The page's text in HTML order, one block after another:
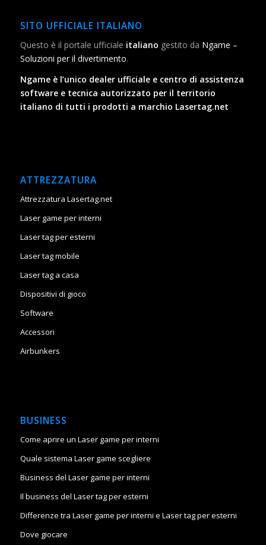
SITO UFFICIALE ITALIANO
Questo è il portale ufficiale italiano gestito da Ngame –
Soluzioni per il divertimento.
Ngame è l’unico dealer ufficiale e centro di assistenza
software e tecnica autorizzato per il territorio
italiano di tutti i prodotti a marchio Lasertag.net
ATTREZZATURA
Attrezzatura Lasertag.net
Laser game per interni
Laser tag per esterni
Laser tag mobile
Laser tag a casa
Dispositivi di gioco
Software
Accessori
Airbunkers
BUSINESS
Come aprire un Laser game per interni
Quale sistema Laser game scegliere
Business del Laser game per interni
Il business del Laser tag per esterni
Differenze tra Laser game per interni e Laser tag per esterni
Dove giocare